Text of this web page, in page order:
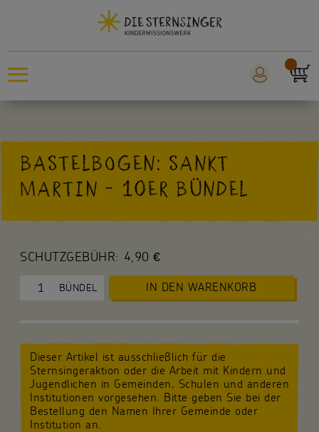
Sankt Martin
Weltmissionstag der Kinder
Für die Gemeinde
Fachpublikationen
Über uns
BASTELBOGEN: SANKT
MARTIN - 10ER BÜNDEL
SCHUTZGEBÜHR: 4,90 €
BÜNDEL IN DEN WARENKORB
Dieser Artikel ist ausschließlich für die
Sternsingeraktion oder die Arbeit mit Kindern und
Jugendlichen in Gemeinden, Schulen und anderen
Institutionen vorgesehen. Bitte geben Sie bei der
Bestellung den Namen Ihrer Gemeinde oder
Institution an.